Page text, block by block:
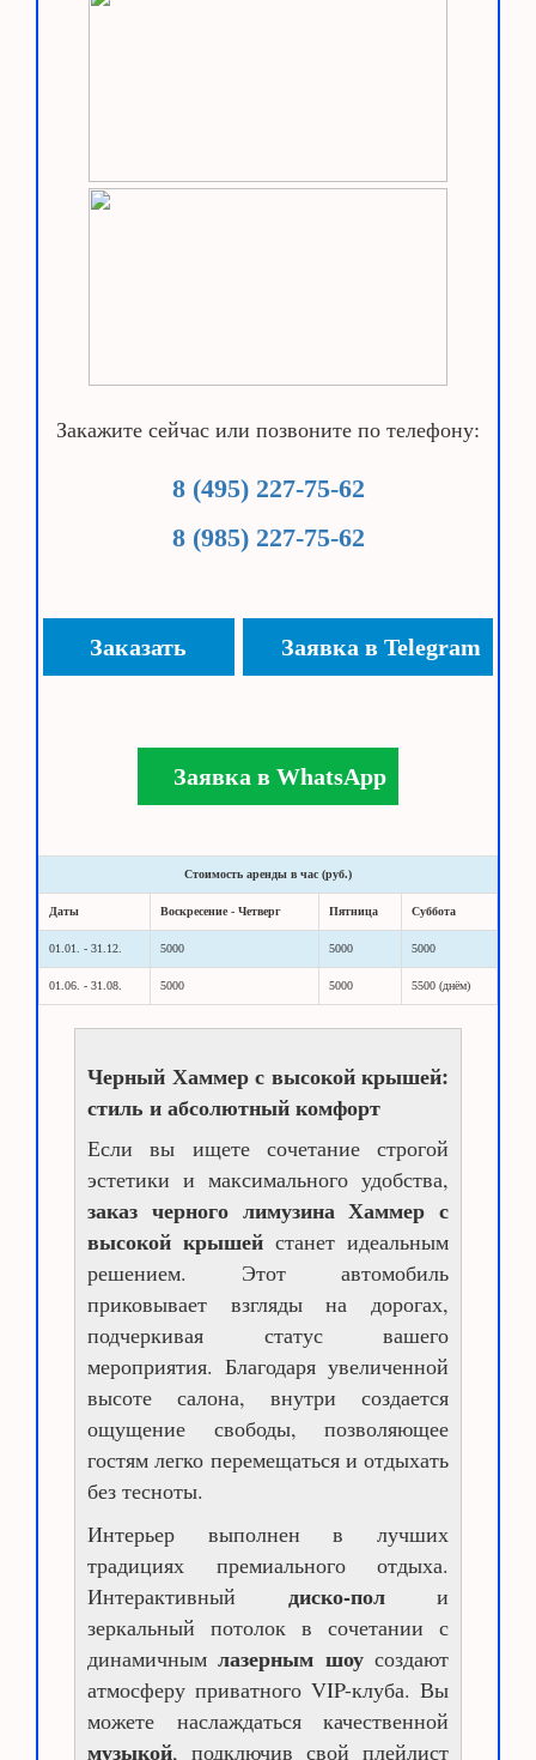
Закажите сейчас или позвоните по телефону:
8 (495) 227-75-62
8 (985) 227-75-62
Заказать Заявка в Telegram
Заявка в WhatsApp
Стоимость аренды в час (руб.)
Даты Воскресение - Четверг Пятница Суббота
01.01. - 31.12. 5000 5000 5000
01.06. - 31.08. 5000 5000 5500 (днём)
Черный Хаммер с высокой крышей:
стиль и абсолютный комфорт
Если вы ищете сочетание строгой
эстетики и максимального удобства,
заказ черного лимузина Хаммер с
высокой крышей станет идеальным
решением. Этот автомобиль
приковывает взгляды на дорогах,
подчеркивая статус вашего
мероприятия. Благодаря увеличенной
высоте салона, внутри создается
ощущение свободы, позволяющее
гостям легко перемещаться и отдыхать
без тесноты.
Интерьер выполнен в лучших
традициях премиального отдыха.
Интерактивный диско-поли
зеркальный потолок в сочетании с
динамичнымлазерным шоусоздают
атмосферу приватного VIP-клуба. Вы
можете наслаждаться качественной
музыкой, подключив свой плейлист